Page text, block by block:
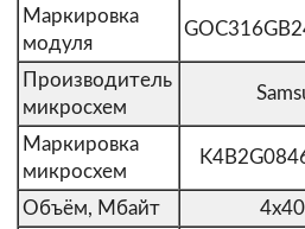
Маркировка
модуля
Производитель
микросхем
Маркировка
микросхем
Объём, Мбайт